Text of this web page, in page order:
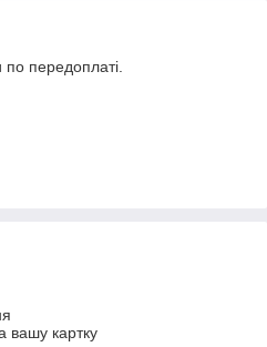
по передоплаті.
вашу картку